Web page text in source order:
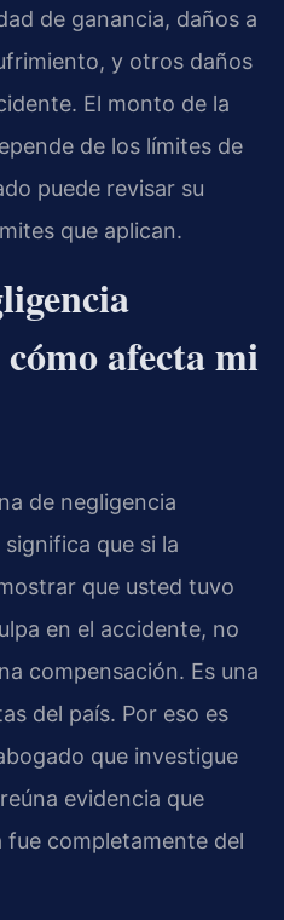
de ganancia, daños a
y otros daños
El monto de la
de los límites de
puede revisar su
que aplican.
afecta mi
de negligencia
que si la
que usted tuvo
en el accidente, no
compensación. Es una
del país. Por eso es
que investigue
evidencia que
fue completamente del